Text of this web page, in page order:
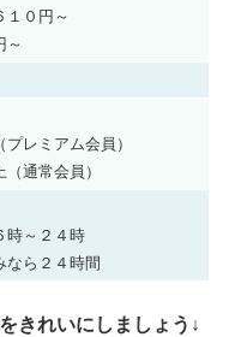
１０円～
～
レミアム会員）
通常会員）
時～２４時
なら２４時間
きれいにしましょう↓